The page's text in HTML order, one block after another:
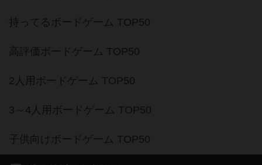
持ってるボードゲーム TOP50
高評価ボードゲーム TOP50
2人用ボードゲーム TOP50
3～4人用ボードゲーム TOP50
子供向けボードゲーム TOP50